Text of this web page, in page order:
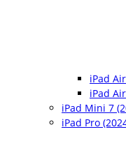
iPad
iPad
iPad Mini 7
iPad Pro